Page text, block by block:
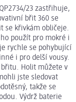
23 zastřihuje,
břit 360 se
se křivkám obličeje.
použít pro mokré i
rychle se pohybující
i pro delší vousy.
Holit můžete v
jste sledovat
takže se
Výdrž baterie